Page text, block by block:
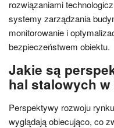
rozwiązaniami
systemy zarządzania
monitorowanie i
bezpieczeństwem obiektu.
Jakie są
hal stalowych w
Perspektywy rozwoju
wyglądają obiecująco, co